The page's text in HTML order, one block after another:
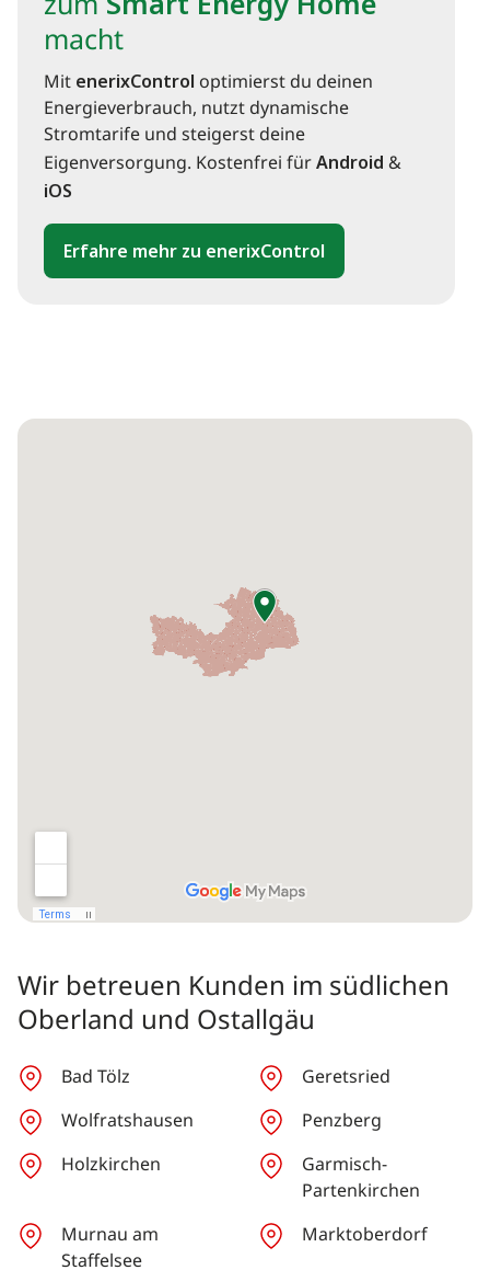
macht
Mit enerixControl optimierst du deinen
Energieverbrauch, nutzt dynamische
Stromtarife und steigerst deine
Eigenversorgung. Kostenfrei fürAndroid &
iOS
Erfahre mehr zu enerixControl
Wir betreuen Kunden im südlichen
Oberland und Ostallgäu
Bad Tölz
Geretsried
Wolfratshausen
Penzberg
Holzkirchen
Garmisch-
Partenkirchen
Murnau am
Staffelsee
Marktoberdorf